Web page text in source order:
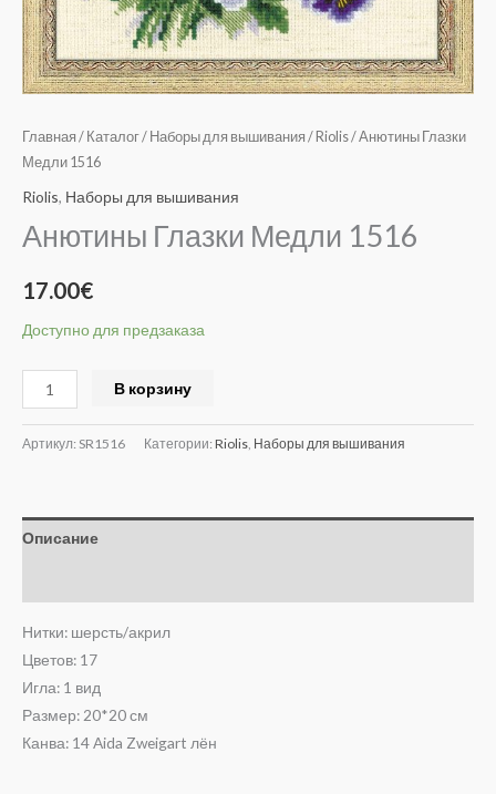
Главная / Каталог/ Наборы для вышивания / Riolis/ Анютины Глазки
Медли 1516
Riolis, Наборы для вышивания
Анютины Глазки Медли 1516
17.00€
Доступно для предзаказа
В корзину
Артикул: SR1516 Категории: Riolis Наборы для вышивания
Описание
Нитки: шерсть/акрил
Цветов: 17
Игла: 1 вид
Размер: 20*20 см
Канва: 14 Aida Zweigart лён